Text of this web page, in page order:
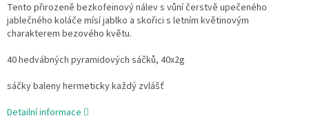
Tento přirozeně bezkofeinový nálev s vůní čerstvě upečeného
jablečného koláče mísí jablko a skořici s letním květinovým
charakterem bezového květu.
40 hedvábných pyramidových sáčků, 40x2g
sáčky baleny hermeticky každý zvlášť
Detailní informace